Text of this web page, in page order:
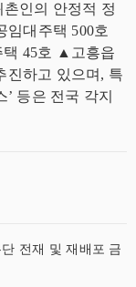
인의 안정적 정
임대주택 500호
45호 ▲고흥읍
진하고 있으며, 특
’ 등은 전국 각지
전재 및 재배포 금